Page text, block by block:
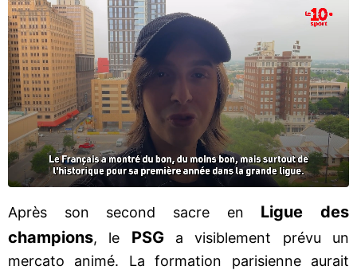
Après son second sacre en Ligue des
champions, le PSGa visiblement prévu un
mercato animé. La formation parisienne aurait